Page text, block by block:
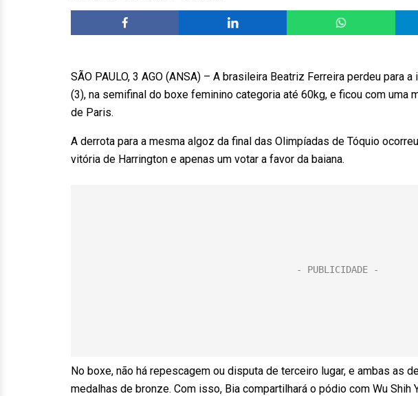
SÃO PAULO, 3 AGO (ANSA) – A brasileira Beatriz Ferreira perdeu para
(3), na semifinal do boxe feminino categoria até 60kg, e ficou com uma
de Paris.
A derrota para a mesma algoz da final das Olimpíadas de Tóquio
vitória de Harrington e apenas um votar a favor da baiana.
No boxe, não há repescagem ou disputa de terceiro lugar, e ambas as
medalhas de bronze. Com isso, Bia compartilhará o pódio com Wu Shih